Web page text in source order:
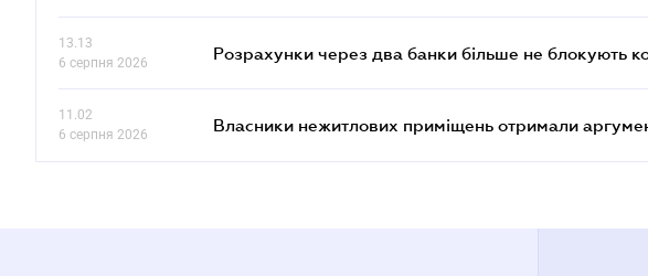
13.13
6 серпня 2026
Розрахунки через два банки більше не блокують
11.02
6 серпня 2026
Власники нежитлових приміщень отримали